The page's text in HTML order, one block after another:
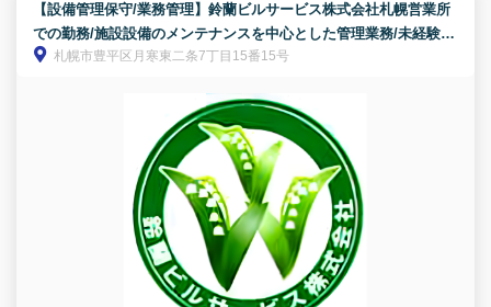
【設備管理保守/業務管理】鈴蘭ビルサービス株式会社札幌営業所
での勤務/施設設備のメンテナンスを中心とした管理業務/未経験大
歓迎/週休2日/昇給・賞与あり
札幌市豊平区月寒東二条7丁目15番15号